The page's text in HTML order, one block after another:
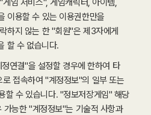
임 서비스", 게임캐릭터, 아이템,
이용할 수 있는 이용권한만을
하지 않는 한 "회원"은 제3자에게
할 수 없습니다.
연결"을 설정할 경우에 한하여 타
접속하여 "계정정보"의 일부 또는
할 수 있습니다. "정보저장게임" 해당
능한 "계정정보"는 기술적 사항과